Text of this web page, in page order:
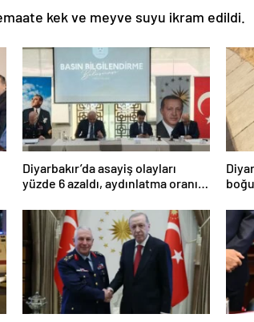
kek ve meyve suyu ikram edildi.
Diyarbakır’da asayiş olayları
yüzde 6 azaldı, aydınlatma oranı